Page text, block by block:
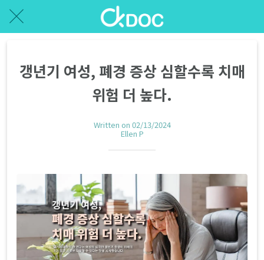
갱년기 여성, 폐경 증상 심할수록 치매
위험 더 높다.
Written on 02/13/2024
Ellen P